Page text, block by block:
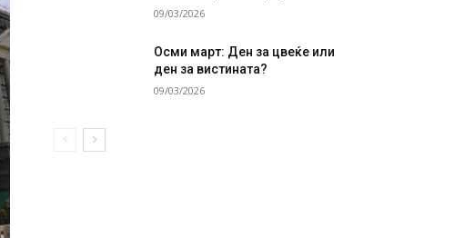
09/03/2026
Осми март: Ден за цвеќе или
ден за вистината?
09/03/2026